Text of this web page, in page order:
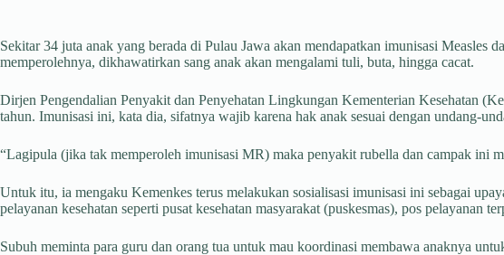
Sekitar 34 juta anak yang berada di Pulau Jawa akan mendapatkan imunisasi
memperolehnya, dikhawatirkan sang anak akan mengalami tuli, buta, hingga cacat.
Dirjen Pengendalian Penyakit dan Penyehatan Lingkungan Kementerian Kesehatan
tahun. Imunisasi ini, kata dia, sifatnya wajib karena hak anak sesuai dengan undang-
“Lagipula (jika tak memperoleh imunisasi MR) maka penyakit rubella dan campak ini
Untuk itu, ia mengaku Kemenkes terus melakukan sosialisasi imunisasi ini sebagai
pelayanan kesehatan seperti pusat kesehatan masyarakat (puskesmas), pos pelayanan
Subuh meminta para guru dan orang tua untuk mau koordinasi membawa anaknya